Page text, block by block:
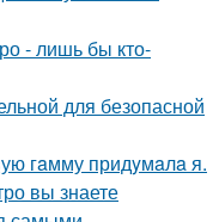
- лишь бы кто-
для безопасной
гaмму придyмaлa я.
вы знаете